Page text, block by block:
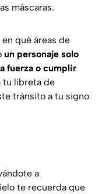
máscaras.
qué áreas de
un personaje solo
fuerza o cumplir
tu libreta de
tránsito a tu signo
a
te recuerda que